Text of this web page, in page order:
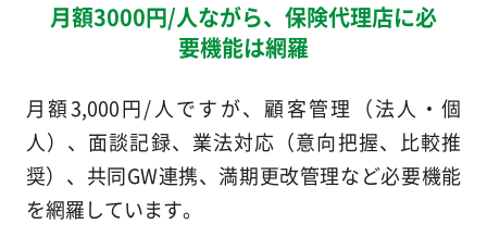
月額3000円/人ながら、保険代理店に必
要機能は網羅
月額3,000円/人ですが、顧客管理（法人・個
人）、面談記録、業法対応（意向把握、比較推
奨）、共同GW連携、満期更改管理など必要機能
を網羅しています。